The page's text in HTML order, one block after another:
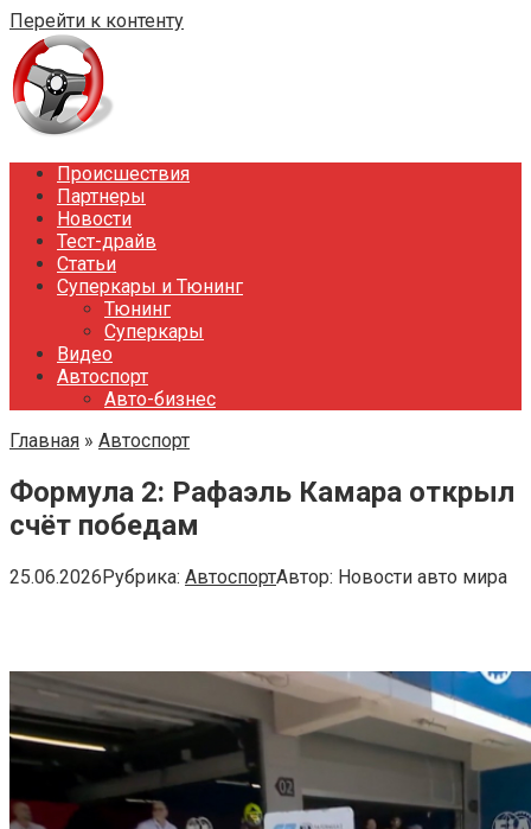
Перейти к контенту
Происшествия
Партнеры
Новости
Тест-драйв
Статьи
Суперкары и Тюнинг
Тюнинг
Суперкары
Видео
Автоспорт
Авто-бизнес
Главная » Автоспорт
Формула 2: Рафаэль Камара открыл
счёт победам
25.06.2026Рубрика: АвтоспортАвтор: Новости авто мира